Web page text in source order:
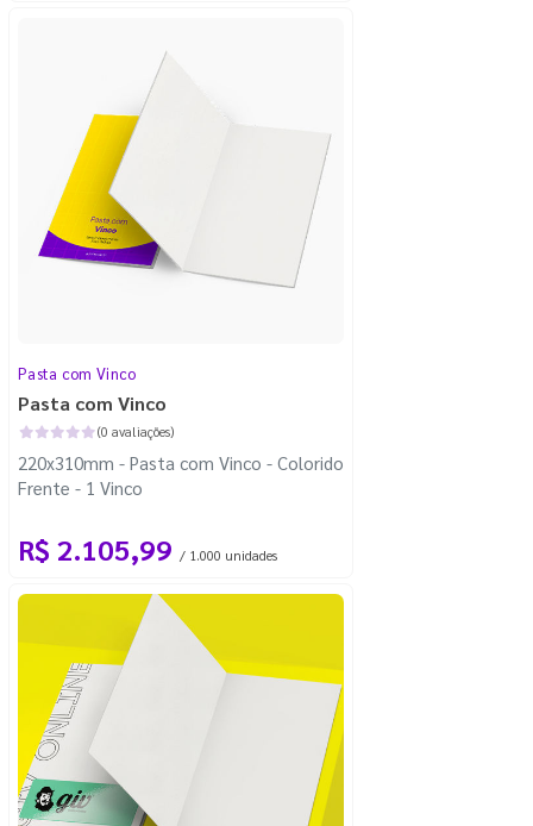
Pasta com Vinco
Pasta com Vinco
(0 avaliações)
220x310mm - Pasta com Vinco - Colorido
Frente - 1 Vinco
R$ 2.105,99 / 1.000 unidades